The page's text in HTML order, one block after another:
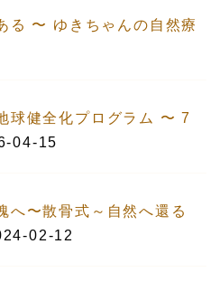
る 〜 ゆきちゃんの自然療
球健全化プログラム 〜 7
04-15
へ〜散骨式～自然へ還る
02-12